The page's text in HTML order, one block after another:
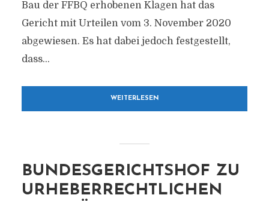
Bau der FFBQ erhobenen Klagen hat das
Gericht mit Urteilen vom 3. November 2020
abgewiesen. Es hat dabei jedoch festgestellt,
dass...
WEITERLESEN
BUNDESGERICHTSHOF ZU
URHEBERRECHTLICHEN